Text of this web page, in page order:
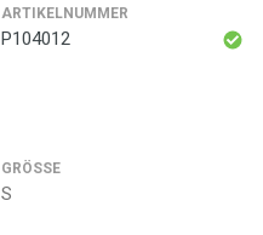
ARTIKELNUMMER
P104012
GRÖSSE
S